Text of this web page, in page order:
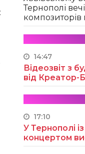
Тернополі
композиторів
14:47
Відеозвіт з
від Креатор-
17:10
У Тернополі
концертом